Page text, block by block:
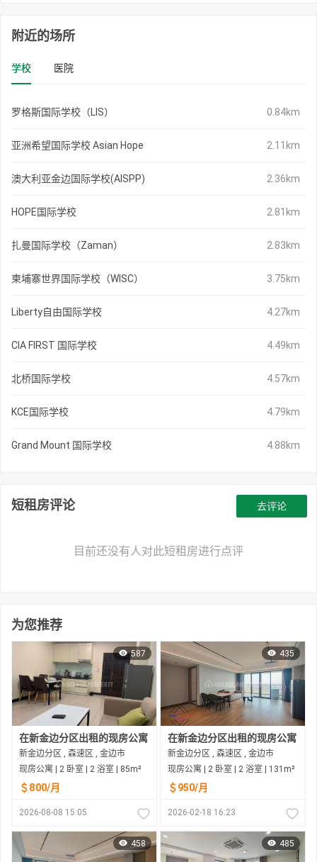
附近的场所
学校 医院
罗格斯国际学校（LIS） 0.84km
亚洲希望国际学校 Asian Hope 2.11km
澳大利亚金边国际学校(AISPP) 2.36km
HOPE国际学校 2.81km
扎曼国际学校（Zaman） 2.83km
柬埔寨世界国际学校（WISC） 3.75km
Liberty自由国际学校 4.27km
CIA FIRST 国际学校 4.49km
北桥国际学校 4.57km
KCE国际学校 4.79km
Grand Mount 国际学校 4.88km
短租房评论
目前还没有人对此短租房进行点评
去评论
为您推荐
587
在新金边分区出租的现房公寓
新金边分区 , 森速区 , 金边市
现房公寓 | 2 卧室 | 2 浴室 | 85m²
＄800/月
2026-08-08 15:05
435
在新金边分区出租的现房公寓
新金边分区 , 森速区 , 金边市
现房公寓 | 2 卧室 | 2 浴室 | 131m²
＄950/月
2026-02-18 16:23
458 485